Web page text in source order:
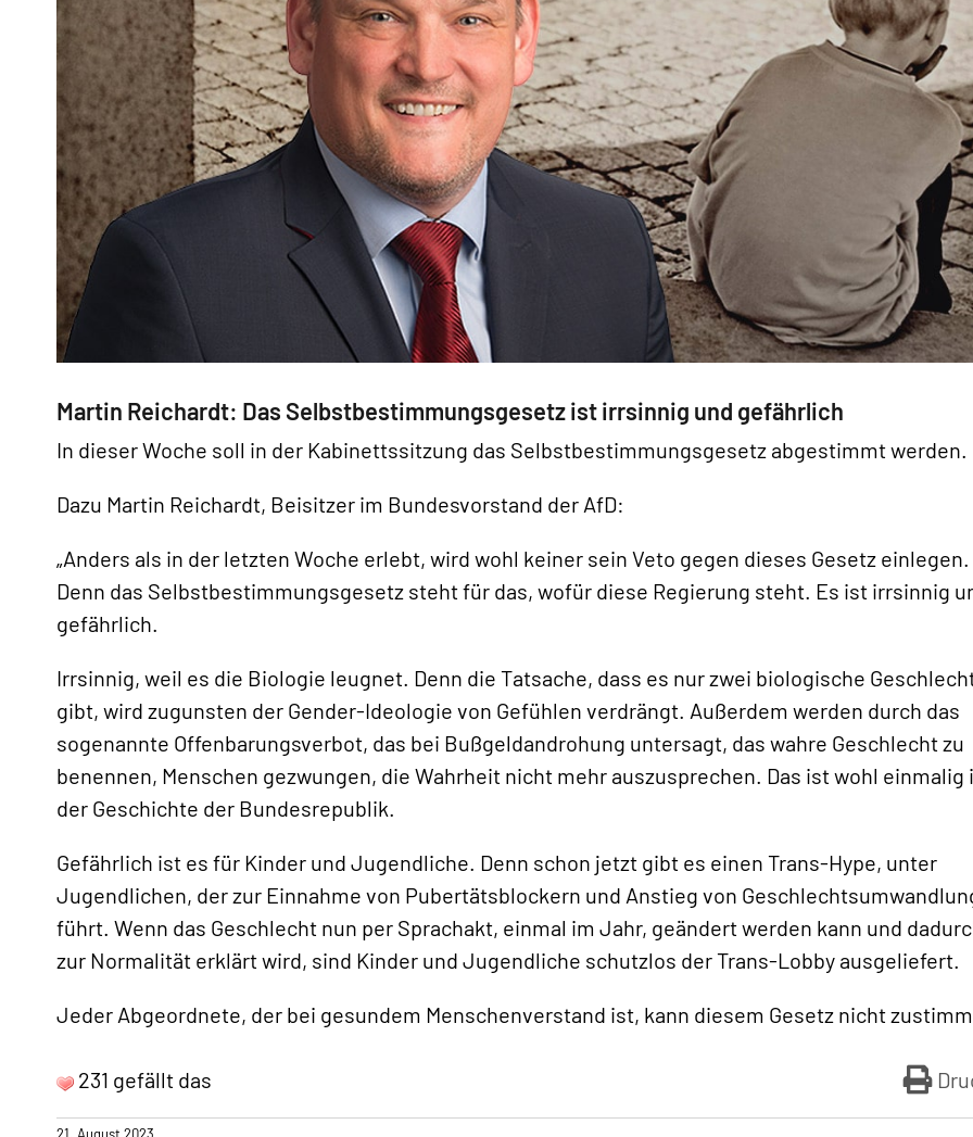
«
Martin Reichardt: Das Selbstbestimmungsgesetz ist irrsinnig und gefährlich
In dieser Woche soll in der Kabinettssitzung das Selbstbestimmungsgesetz abgestimmt werden.
Dazu Martin Reichardt, Beisitzer im Bundesvorstand der AfD:
„Anders als in der letzten Woche erlebt, wird wohl keiner sein Veto gegen dieses Gesetz einlegen.
Denn das Selbstbestimmungsgesetz steht für das, wofür diese Regierung steht. Es ist irrsinnig
gefährlich.
Irrsinnig, weil es die Biologie leugnet. Denn die Tatsache, dass es nur zwei biologische
gibt, wird zugunsten der Gender-Ideologie von Gefühlen verdrängt. Außerdem werden durch das
sogenannte Offenbarungsverbot, das bei Bußgeldandrohung untersagt, das wahre Geschlecht zu
benennen, Menschen gezwungen, die Wahrheit nicht mehr auszusprechen. Das ist wohl einmalig
der Geschichte der Bundesrepublik.
Gefährlich ist es für Kinder und Jugendliche. Denn schon jetzt gibt es einen Trans-Hype, unter
Jugendlichen, der zur Einnahme von Pubertätsblockern und Anstieg von
führt. Wenn das Geschlecht nun per Sprachakt, einmal im Jahr, geändert werden kann und
zur Normalität erklärt wird, sind Kinder und Jugendliche schutzlos der Trans-Lobby ausgeliefert.
Jeder Abgeordnete, der bei gesundem Menschenverstand ist, kann diesem Gesetz nicht
231 gefällt das